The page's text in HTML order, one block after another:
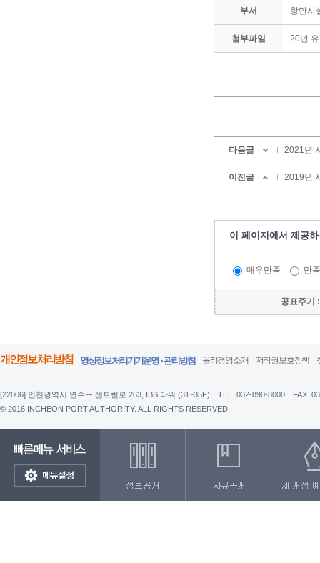
부서 항만시
첨부파일 20년
다음글 2021년
이전글 2019년
이 페이지에서 제공
매우만족 만족
공표주기
개인정보처리방침 영상정보처리기기운영 · 관리방침 윤리경영소개 저작권보호정책
[22006] 인천광역시 연수구 센트럴로 263, IBS 타워 (31~35F) TEL. 032-890-8000
FAX.
© 2016 INCHEON PORT AUTHORITY. ALL RIGHTS RESERVED.